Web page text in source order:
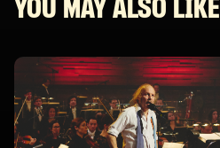
YOU MAY ALSO LIKE